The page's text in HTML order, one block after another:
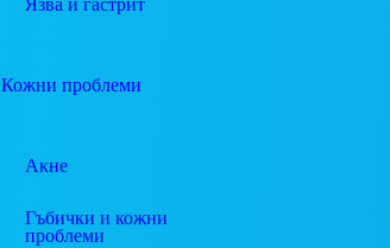
Язва и гастрит
Кожни проблеми
Акне
Гъбички и кожни
проблеми